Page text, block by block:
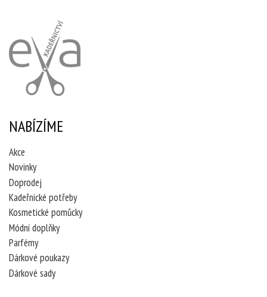
NABÍZÍME
Akce
Novinky
Doprodej
Kadeřnické potřeby
Kosmetické pomůcky
Módní doplňky
Parfémy
Dárkové poukazy
Dárkové sady